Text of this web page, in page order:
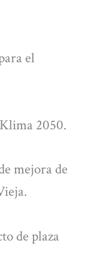
el
2050.
mejora de
de plaza